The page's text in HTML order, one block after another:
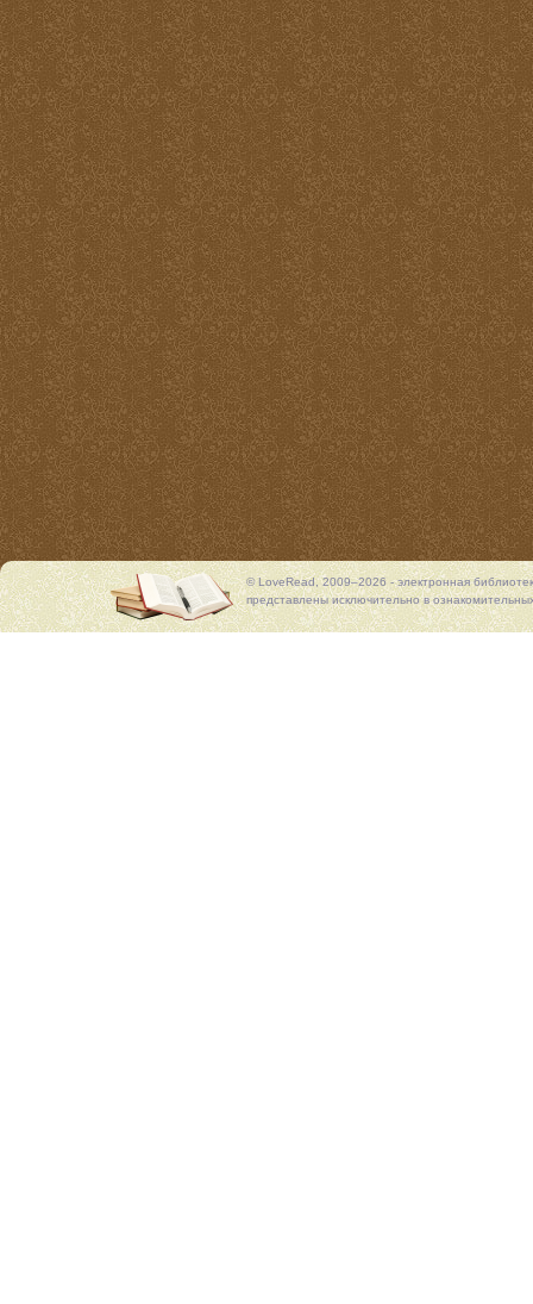
© LoveRead, 2009–2026 - электронная
представлены исключительно в